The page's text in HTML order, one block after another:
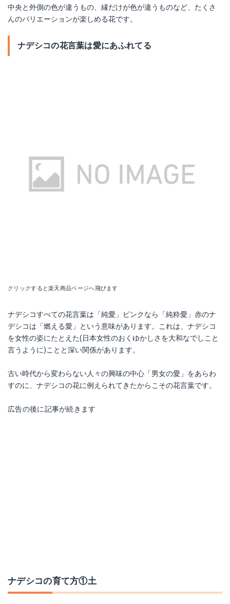
中央と外側の色が違うもの、縁だけが色が違うものなど、たくさ
んのバリエーションが楽しめる花です。
ナデシコの花言葉は愛にあふれてる
クリックすると楽天商品ページへ飛びます
ナデシコすべての花言葉は「純愛」ピンクなら「純粋愛」赤のナ
デシコは「燃える愛」という意味があります。これは、ナデシコ
を女性の姿にたとえた(日本女性のおくゆかしさを大和なでしこと
言うように)ことと深い関係があります。
古い時代から変わらない人々の興味の中心「男女の愛」をあらわ
すのに、ナデシコの花に例えられてきたからこその花言葉です。
広告の後に記事が続きます
ナデシコの育て方①土